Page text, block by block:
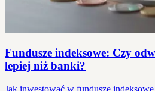
Fundusze indeksowe: Czy
lepiej niż banki?